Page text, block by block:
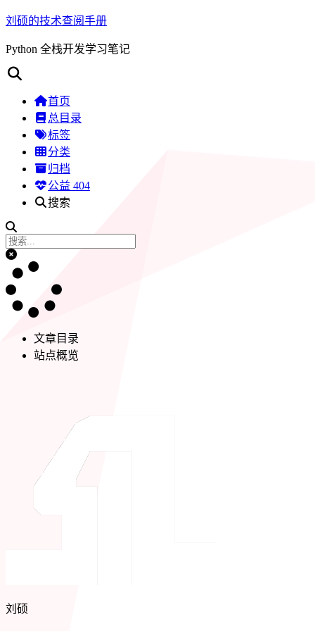
刘硕的技术查阅手册
Python 全栈开发学习笔记
首页
总目录
标签
分类
归档
公益 404
搜索
文章目录
站点概览
刘硕